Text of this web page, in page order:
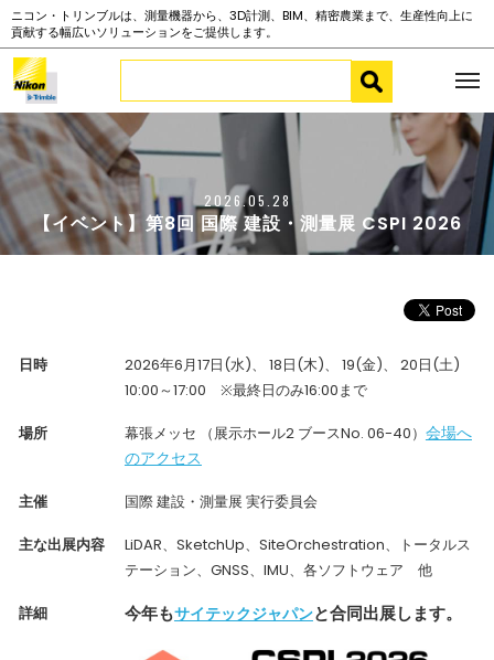
ニコン・トリンブルは、測量機器から、3D計測、BIM、精密農業まで、生産性向上に
貢献する幅広いソリューションをご提供します。
2026.05.28
【イベント】第8回 国際 建設・測量展 CSPI 2026
日時
2026年6月17日(水)、 18日(木)、 19(金)、 20日(土)
10:00～17:00 ※最終日のみ16:00まで
場所 幕張メッセ （展示ホール2 ブースNo. 06-40） 会場へ
のアクセス
主催 国際 建設・測量展 実行委員会
主な出展内容
LiDAR、SketchUp、SiteOrchestration、トータルス
テーション、GNSS、IMU、各ソフトウェア 他
詳細 今年もサイテックジャパンと合同出展します。